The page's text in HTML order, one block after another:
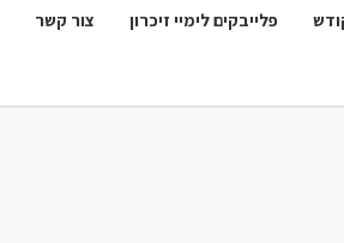
פלייבקים לימיי זיכרון צור קשר